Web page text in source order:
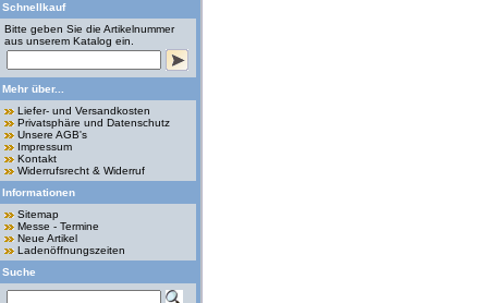
Schnellkauf
Bitte geben Sie die Artikelnummer
aus unserem Katalog ein.
Mehr über...
Liefer- und Versandkosten
Privatsphäre und Datenschutz
Unsere AGB's
Impressum
Kontakt
Widerrufsrecht & Widerruf
Informationen
Sitemap
Messe - Termine
Neue Artikel
Ladenöffnungszeiten
Suche